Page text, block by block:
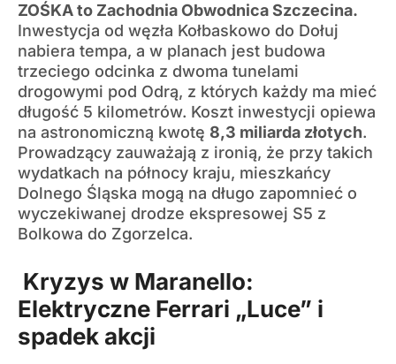
ZOŚKA to Zachodnia Obwodnica Szczecina.
Inwestycja od węzła Kołbaskowo do Dołuj
nabiera tempa, a w planach jest budowa
trzeciego odcinka z dwoma tunelami
drogowymi pod Odrą, z których każdy ma mieć
długość 5 kilometrów. Koszt inwestycji opiewa
na astronomiczną kwotę 8,3 miliarda złotych.
Prowadzący zauważają z ironią, że przy takich
wydatkach na północy kraju, mieszkańcy
Dolnego Śląska mogą na długo zapomnieć o
wyczekiwanej drodze ekspresowej S5 z
Bolkowa do Zgorzelca.
Kryzys w Maranello:
Elektryczne Ferrari „Luce” i
spadek akcji